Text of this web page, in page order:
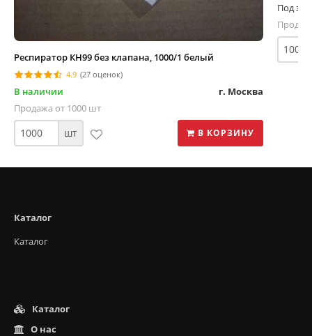
Респиратор КН99 без клапана, 1000/1 белый
4.9 (27 оценок)
В наличии
г. Москва
Продажа от 1000 шт
шт В КОРЗИНУ
Под
Каталог
Каталог
Каталог
О нас